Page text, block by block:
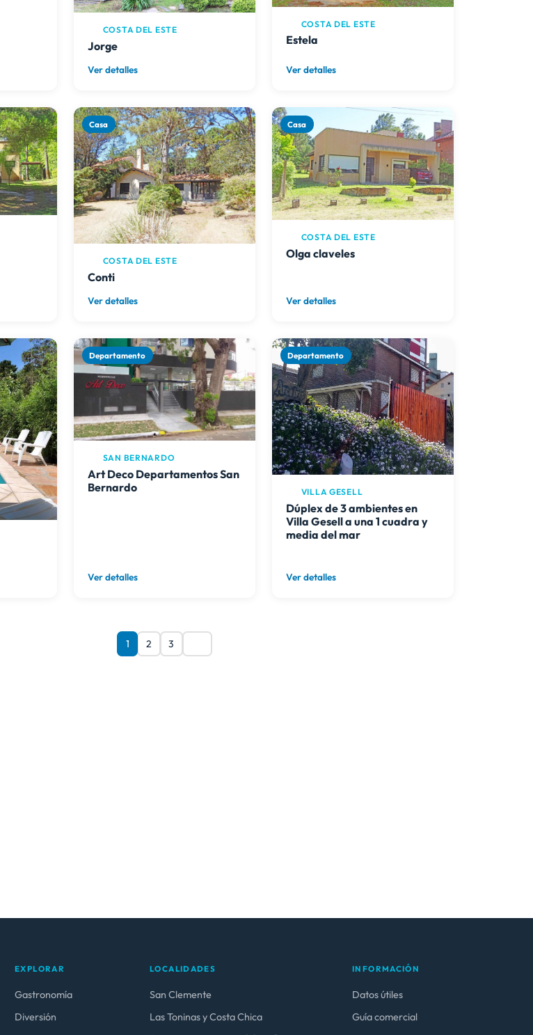
COSTA DEL ESTE
Jorge
Ver detalles
COSTA DEL ESTE
Estela
Ver detalles
Casa
COSTA DEL ESTE
Conti
Ver detalles
Casa
COSTA DEL ESTE
Olga claveles
Ver detalles
Departamento
SAN BERNARDO
Art Deco Departamentos San
Bernardo
Ver detalles
Departamento
VILLA GESELL
Dúplex de 3 ambientes en
Villa Gesell a una 1 cuadra y
media del mar
Ver detalles
1 2 3
EXPLORAR
Gastronomía
Diversión
LOCALIDADES
San Clemente
Las Toninas y Costa Chica
INFORMACIÓN
Datos útiles
Guía comercial